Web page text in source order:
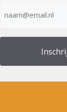
mailadres